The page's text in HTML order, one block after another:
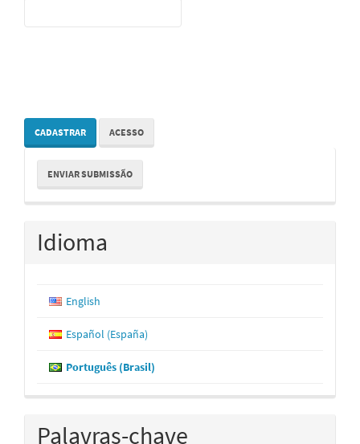
CADASTRAR ACESSO
Enviar
Submissão
ENVIAR SUBMISSÃO
Idioma
English
Español (España)
Português (Brasil)
Palavras-chave